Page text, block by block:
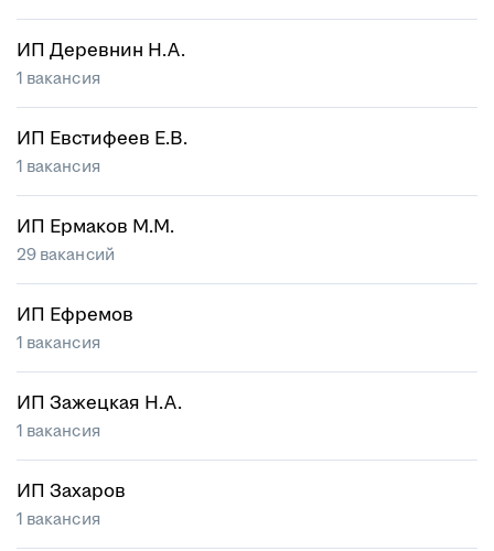
ИП Деревнин Н.А.
1 вакансия
ИП Евстифеев Е.В.
1 вакансия
ИП Ермаков М.М.
29 вакансий
ИП Ефремов
1 вакансия
ИП Зажецкая Н.А.
1 вакансия
ИП Захаров
1 вакансия